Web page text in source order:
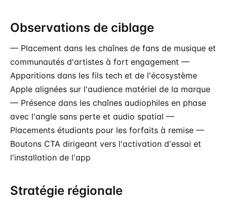
Observations de ciblage
— Placement dans les chaînes de fans de musique et
communautés d'artistes à fort engagement —
Apparitions dans les fils tech et de l'écosystème
Apple alignées sur l'audience matériel de la marque
— Présence dans les chaînes audiophiles en phase
avec l'angle sans perte et audio spatial —
Placements étudiants pour les forfaits à remise —
Boutons CTA dirigeant vers l'activation d'essai et
l'installation de l'app
Stratégie régionale